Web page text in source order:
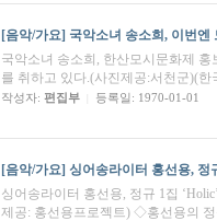
[음악/가요] 국악소녀 송소희, 이번엔
국악소녀 송소희, 한산모시문화제
를 취하고 있다.(사진제공:서천군) ​ (
작성자: 편집부 등록일: 1970-01-01
[음악/가요] 싱어송라이터 홍선용, 정
싱어송라이터 홍선용, 정규 1집
제공: 홍선용프로젝트) ◇홍선용의